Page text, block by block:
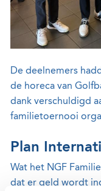
De deelnemers
de horeca van
dank verschuldigd
familietoernooi
Plan
Wat het NGF
dat er geld wordt